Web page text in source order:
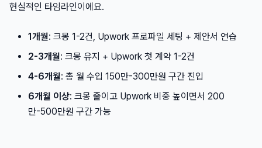
현실적인 타임라인이에요.
1개월: 크몽 1-2건, Upwork 프로파일 세팅 + 제안서 연습
2-3개월: 크몽 유지 + Upwork 첫 계약 1-2건
4-6개월: 총 월 수입 150만-300만원 구간 진입
6개월 이상: 크몽 줄이고 Upwork 비중 높이면서 200
만-500만원 구간 가능